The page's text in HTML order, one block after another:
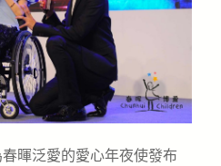
暉泛愛的愛心年夜使發布